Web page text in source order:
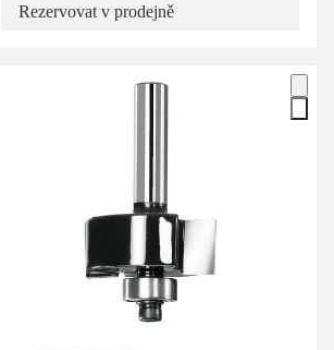
Rezervovat v prodejně